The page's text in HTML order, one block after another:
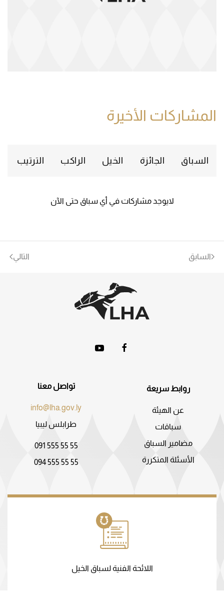
المشاركات الأخيرة
السباق الجائزة الخيل الراكب الترتيب
لايوجد مشاركات في أي سباق حتى الآن
السابق التالي
روابط سريعة
عن الهيئة
سباقات
مضامير السباق
الأسئلة المتكررة
تواصل معنا
info@lha.gov.ly
طرابلس ليبيا
091 555 55 55
094 555 55 55
اللائحة الفنية لسباق الخيل